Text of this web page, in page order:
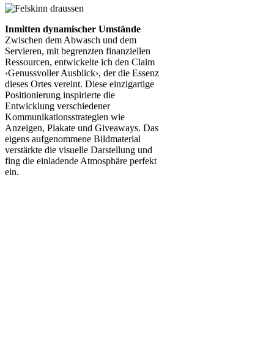
Inmitten dynamischer Umstände
Zwischen dem Abwasch und dem
Servieren, mit begrenzten finanziellen
Ressourcen, entwickelte ich den Claim
‹Genussvoller Ausblick›, der die Essenz
dieses Ortes vereint. Diese einzigartige
Positionierung inspirierte die
Entwicklung verschiedener
Kommunikationsstrategien wie
Anzeigen, Plakate und Giveaways. Das
eigens aufgenommene Bildmaterial
verstärkte die visuelle Darstellung und
fing die einladende Atmosphäre perfekt
ein.